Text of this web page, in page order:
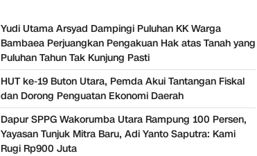
Yudi Utama Arsyad Dampingi Puluhan KK Warga
Bambaea Perjuangkan Pengakuan Hak atas Tanah yang
Puluhan Tahun Tak Kunjung Pasti
HUT ke-19 Buton Utara, Pemda Akui Tantangan Fiskal
dan Dorong Penguatan Ekonomi Daerah
Dapur SPPG Wakorumba Utara Rampung 100 Persen,
Yayasan Tunjuk Mitra Baru, Adi Yanto Saputra: Kami
Rugi Rp900 Juta